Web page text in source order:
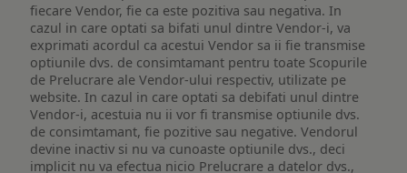
fiecare Vendor, fie ca este pozitiva sau negativa. In
cazul in care optati sa bifati unul dintre Vendor-i, va
exprimati acordul ca acestui Vendor sa ii fie transmise
optiunile dvs. de consimtamant pentru toate Scopurile
de Prelucrare ale Vendor-ului respectiv, utilizate pe
website. In cazul in care optati sa debifati unul dintre
Vendor-i, acestuia nu ii vor fi transmise optiunile dvs.
de consimtamant, fie pozitive sau negative. Vendorul
devine inactiv si nu va cunoaste optiunile dvs., deci
implicit nu va efectua nicio Prelucrare a datelor dvs.,